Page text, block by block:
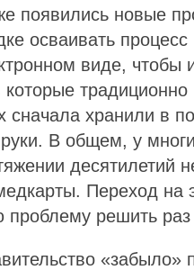
появились новые
осваивать процесс
виде, чтобы
которые
сначала хранили в
В общем, у
десятилетий
Переход на
проблему решить
«забыло»